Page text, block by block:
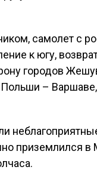
самолет с
к югу,
городов
Польши –
приземлился в